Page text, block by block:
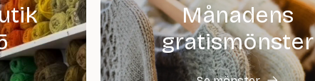
Månadens
gratismönster